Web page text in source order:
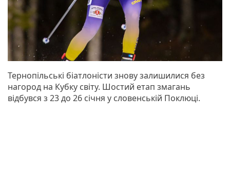
Тернопільські біатлоністи знову залишилися без
нагород на Кубку світу. Шостий етап змагань
відбувся з 23 до 26 січня у словенській Поклюці.